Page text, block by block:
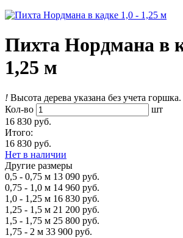
Пихта Нордмана в
1,25 м
! Высота дерева указана без учета горшка.
Кол-во
шт
16 830 руб.
Итого:
16 830 руб.
Нет в наличии
Другие размеры
0,5 - 0,75 м 13 090 руб.
0,75 - 1,0 м 14 960 руб.
1,0 - 1,25 м 16 830 руб.
1,25 - 1,5 м 21 200 руб.
1,5 - 1,75 м 25 800 руб.
1,75 - 2 м 33 900 руб.